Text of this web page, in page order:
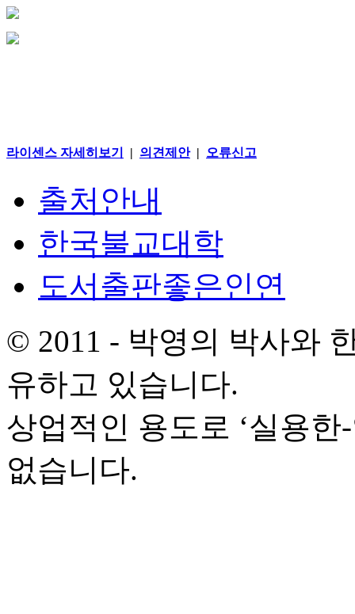
라이센스 자세히보기 | 의견제안| 오류신고
출처안내
한국불교대학
도서출판좋은인연
© 2011 - 박영의 박사와
유하고 있습니다.
상업적인 용도로 ‘실용
없습니다.